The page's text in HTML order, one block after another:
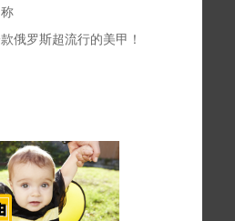
俄罗斯超流行的美甲！